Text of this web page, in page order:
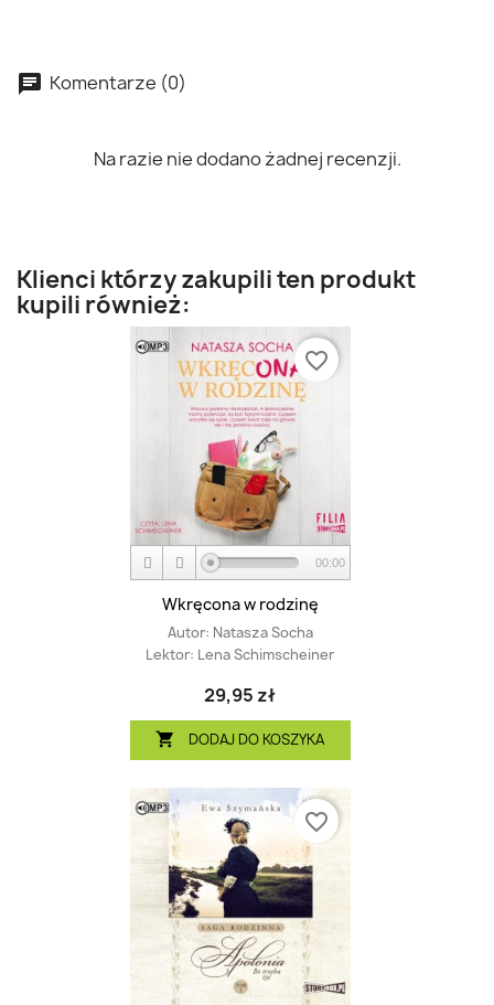
Komentarze (0)
Na razie nie dodano żadnej recenzji.
Klienci którzy zakupili ten produkt
kupili również:
00:00
Wkręcona w rodzinę
Autor: Natasza Socha
Lektor: Lena Schimscheiner
29,95 zł
 DODAJ DO KOSZYKA
favorite_border
favorite_border